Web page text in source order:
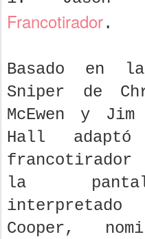
Francotirador.
Basado en
Sniper de
McEwen y
Hall
francotirador
la
Cooper,